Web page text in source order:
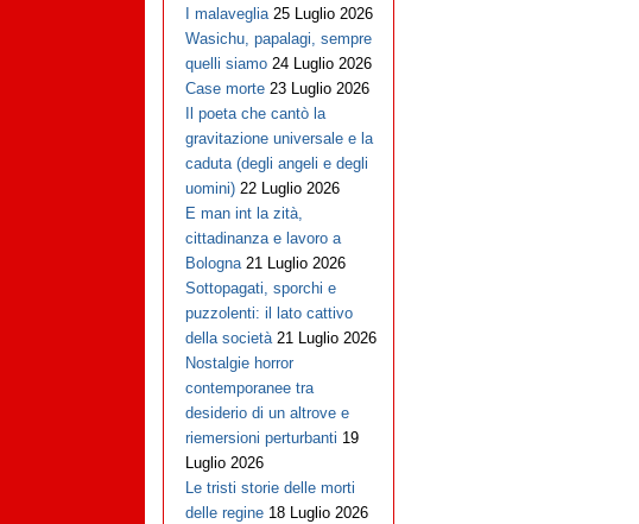
I malaveglia 25 Luglio 2026
Wasichu, papalagi, sempre
quelli siamo 24 Luglio 2026
Case morte 23 Luglio 2026
Il poeta che cantò la
gravitazione universale e la
caduta (degli angeli e degli
uomini) 22 Luglio 2026
E man int la zità,
cittadinanza e lavoro a
Bologna 21 Luglio 2026
Sottopagati, sporchi e
puzzolenti: il lato cattivo
della società 21 Luglio 2026
Nostalgie horror
contemporanee tra
desiderio di un altrove e
riemersioni perturbanti 19
Luglio 2026
Le tristi storie delle morti
delle regine 18 Luglio 2026